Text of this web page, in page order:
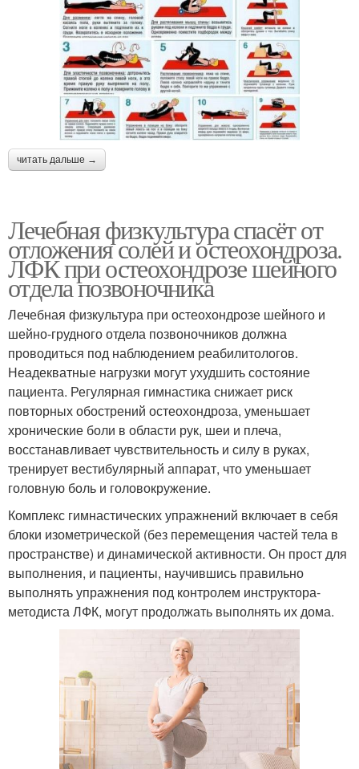
читать дальше →
Лечебная физкультура спасёт от
отложения солей и остеохондроза.
ЛФК при остеохондрозе шейного
отдела позвоночника
Лечебная физкультура при остеохондрозе шейного и
шейно-грудного отдела позвоночников должна
проводиться под наблюдением реабилитологов.
Неадекватные нагрузки могут ухудшить состояние
пациента. Регулярная гимнастика снижает риск
повторных обострений остеохондроза, уменьшает
хронические боли в области рук, шеи и плеча,
восстанавливает чувствительность и силу в руках,
тренирует вестибулярный аппарат, что уменьшает
головную боль и головокружение.
Комплекс гимнастических упражнений включает в себя
блоки изометрической (без перемещения частей тела в
пространстве) и динамической активности. Он прост для
выполнения, и пациенты, научившись правильно
выполнять упражнения под контролем инструктора-
методиста ЛФК, могут продолжать выполнять их дома.